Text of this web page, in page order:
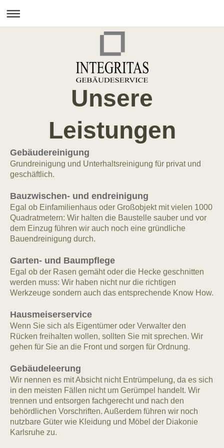
Unsere
Leistungen
Gebäudereinigung
Grundreinigung und Unterhaltsreinigung für privat und
geschäftlich.
Bauzwischen- und endreinigung
Egal ob Einfamilienhaus oder Großobjekt mit vielen 1000
Quadratmetern: Wir halten die Baustelle sauber und vor
dem Einzug führen wir auch noch eine gründliche
Bauendreinigung durch.
Garten- und Baumpflege
Egal ob der Rasen gemäht oder die Hecke geschnitten
werden muss: Wir haben nicht nur die richtigen
Werkzeuge sondern auch das entsprechende Know How.
Hausmeiserservice
Wenn Sie sich als Eigentümer oder Verwalter den
Rücken freihalten wollen, sollten Sie mit sprechen. Wir
gehen für Sie an die Front und sorgen für Ordnung.
Gebäudeleerung
Wir nennen es mit Absicht nicht Entrümpelung, da es sich
in den meisten Fällen nicht um Gerümpel handelt. Wir
trennen und entsorgen fachgerecht und nach den
behördlichen Vorschriften. Außerdem führen wir noch
nutzbare Güter wie Kleidung und Möbel der Diakonie
Karlsruhe zu.